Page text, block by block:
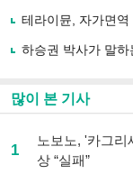
테라이뮨, 자가면
하승권 박사가 말
많이 본 기사
1
노보노, '카그
상 “실패”